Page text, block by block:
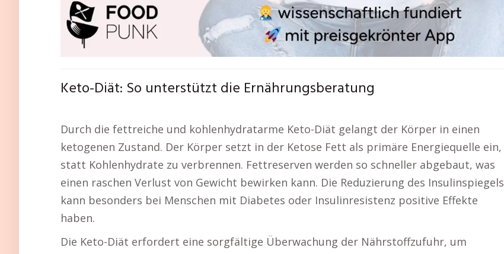
Keto-Diät: So unterstützt die Ernährungsberatung
Durch die fettreiche und kohlenhydratarme Keto-Diät gelangt der Körper in einen
ketogenen Zustand. Der Körper setzt in der Ketose Fett als primäre Energiequelle ein,
statt Kohlenhydrate zu verbrennen. Fettreserven werden so schneller abgebaut, was
einen raschen Verlust von Gewicht bewirken kann. Die Reduzierung des Insulinspiegels
kann besonders bei Menschen mit Diabetes oder Insulinresistenz positive Effekte
haben.
Die Keto-Diät erfordert eine sorgfältige Überwachung der Nährstoffzufuhr, um